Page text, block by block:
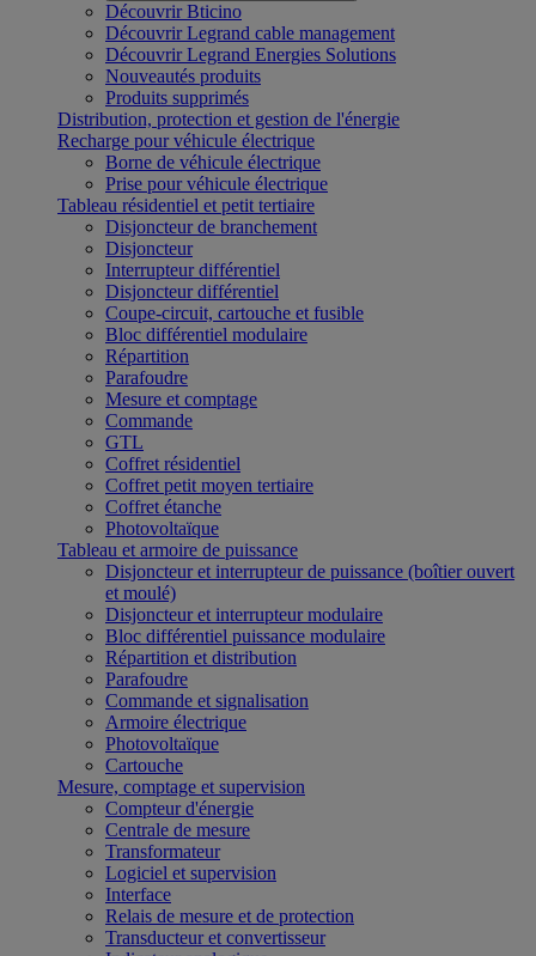
Découvrir Bticino
Découvrir Legrand cable management
Découvrir Legrand Energies Solutions
Nouveautés produits
Produits supprimés
Distribution, protection et gestion de l'énergie
Recharge pour véhicule électrique
Borne de véhicule électrique
Prise pour véhicule électrique
Tableau résidentiel et petit tertiaire
Disjoncteur de branchement
Disjoncteur
Interrupteur différentiel
Disjoncteur différentiel
Coupe-circuit, cartouche et fusible
Bloc différentiel modulaire
Répartition
Parafoudre
Mesure et comptage
Commande
GTL
Coffret résidentiel
Coffret petit moyen tertiaire
Coffret étanche
Photovoltaïque
Tableau et armoire de puissance
Disjoncteur et interrupteur de puissance (boîtier ouvert
et moulé)
Disjoncteur et interrupteur modulaire
Bloc différentiel puissance modulaire
Répartition et distribution
Parafoudre
Commande et signalisation
Armoire électrique
Photovoltaïque
Cartouche
Mesure, comptage et supervision
Compteur d'énergie
Centrale de mesure
Transformateur
Logiciel et supervision
Interface
Relais de mesure et de protection
Transducteur et convertisseur